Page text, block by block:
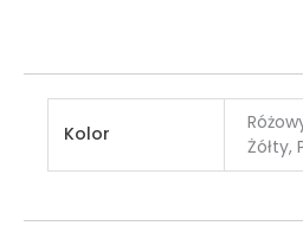
Kolor
Żółty,